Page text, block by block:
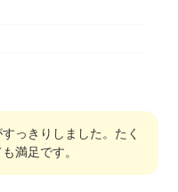
っきりしました。たく
満足です。